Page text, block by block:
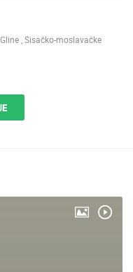
, Sisačko-moslavačke